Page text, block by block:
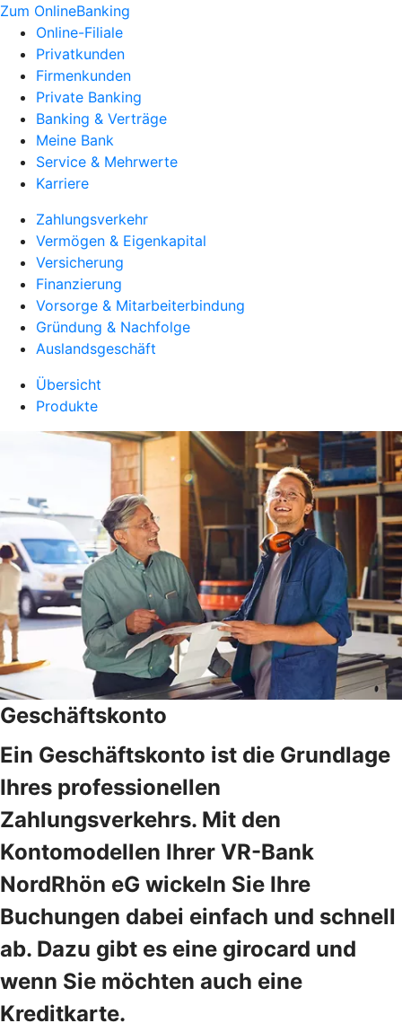
Zum OnlineBanking
Online-Filiale
Privatkunden
Firmenkunden
Private Banking
Banking & Verträge
Meine Bank
Service & Mehrwerte
Karriere
Zahlungsverkehr
Vermögen & Eigenkapital
Versicherung
Finanzierung
Vorsorge & Mitarbeiterbindung
Gründung & Nachfolge
Auslandsgeschäft
Übersicht
Produkte
Geschäftskonto
Ein Geschäftskonto ist die Grundlage
Ihres professionellen
Zahlungsverkehrs. Mit den
Kontomodellen Ihrer VR-Bank
NordRhön eG wickeln Sie Ihre
Buchungen dabei einfach und schnell
ab. Dazu gibt es eine girocard und
wenn Sie möchten auch eine
Kreditkarte.